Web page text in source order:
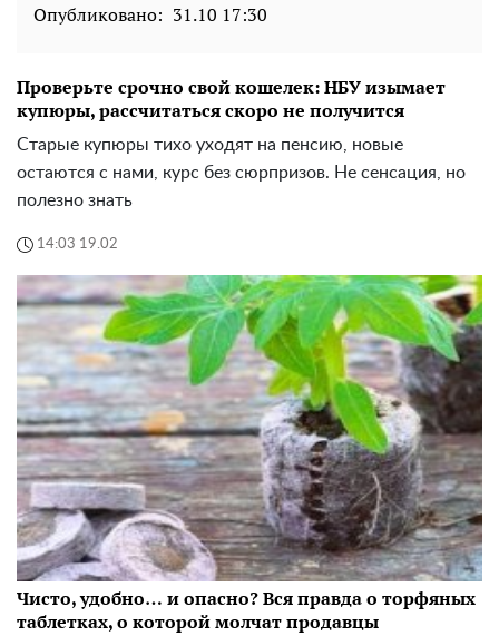
Опубликовано: 31.10 17:30
Проверьте срочно свой кошелек: НБУ изымает
купюры, рассчитаться скоро не получится
Старые купюры тихо уходят на пенсию, новые
остаются с нами, курс без сюрпризов. Не сенсация, но
полезно знать
14:03 19.02
Чисто, удобно… и опасно? Вся правда о торфяных
таблетках, о которой молчат продавцы